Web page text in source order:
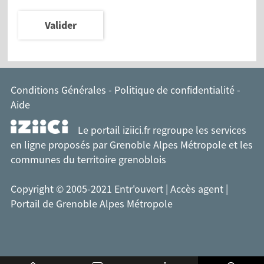
Valider
Conditions Générales - Politique de confidentialité-
Aide
Le portail iziici.fr regroupe les services
en ligne proposés parGrenoble Alpes Métropole et les
communes du territoire grenoblois
Copyright © 2005-2021 Entr'ouvert | Accès agent |
Portail de Grenoble Alpes Métropole